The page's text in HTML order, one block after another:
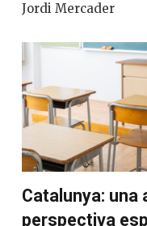
Jordi Mercader
Catalunya: una
perspectiva